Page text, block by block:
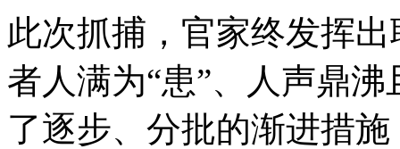
此次抓捕，官家终发挥
者人满为“患”、人声鼎
了逐步、分批的渐进措